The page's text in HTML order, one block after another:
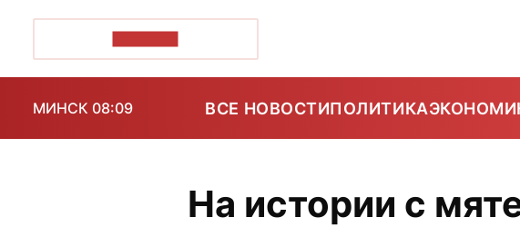
МИНСК 08:09 ВСЕ НОВОСТИПОЛИТИКА
На истории с